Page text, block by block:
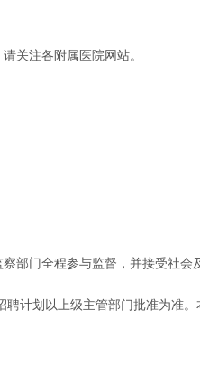
关注各附属医院网站。
部门全程参与监督，并接受社会
计划以上级主管部门批准为准